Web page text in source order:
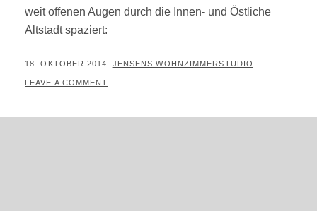
weit offenen Augen durch die Innen- und Östliche
Altstadt spaziert:
POSTED
ON
18. OKTOBER 2014 BY
JENSENS WOHNZIMMERSTUDIO
LEAVE A COMMENT